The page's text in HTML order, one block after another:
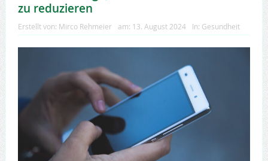
zu reduzieren
Erstellt von: Mirco Rehmeier am: 13. August 2024 In: Gesundheit